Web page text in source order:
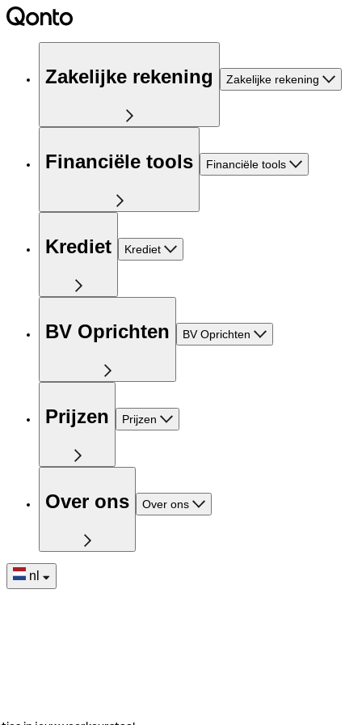
Zakelijke rekening Zakelijke rekening
Financiële tools Financiële tools
Krediet Krediet
BV Oprichten BV Oprichten
Prijzen Prijzen
Over ons Over ons
nl